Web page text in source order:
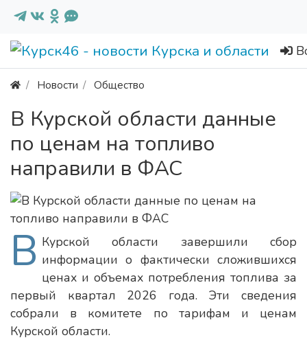
Новости Общество
В Курской области данные
по ценам на топливо
направили в ФАС
В Курской области завершили сбор
информации о фактически сложившихся
ценах и объемах потребления топлива за
первый квартал 2026 года. Эти сведения
собрали в комитете по тарифам и ценам
Курской области.